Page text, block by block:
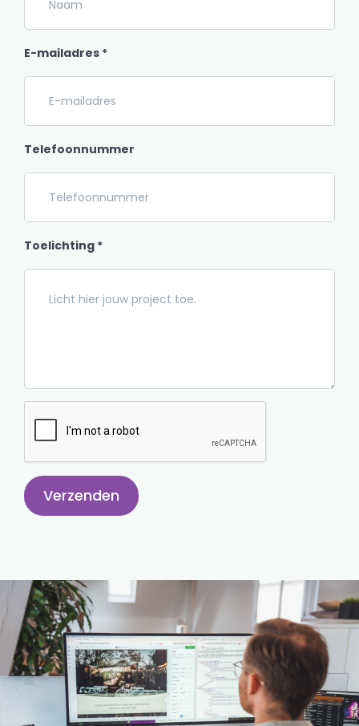
E-mailadres *
Telefoonnummer
Toelichting *
Verzenden